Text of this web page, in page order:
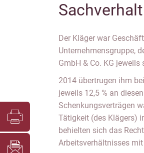
Der Kläger war
Unternehmensgruppe,
GmbH & Co. KG
2014 übertrugen ihm
jeweils 12,5 % an
Schenkungsverträgen
Tätigkeit (des Klägers)
behielten sich das
Arbeitsverhältnisses